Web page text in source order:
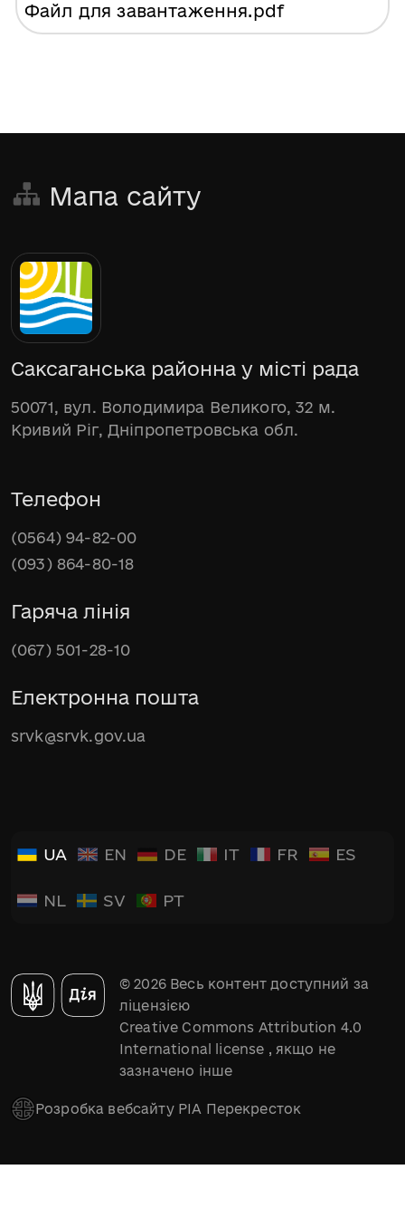
Файл для завантаження.pdf
Мапа сайту
Саксаганська районна у місті рада
50071, вул. Володимира Великого, 32 м.
Кривий Ріг, Дніпропетровська обл.
Телефон
(0564) 94-82-00
(093) 864-80-18
Гаряча лінія
(067) 501-28-10
Електронна пошта
srvk@srvk.gov.ua
UA EN DE IT FR ES
NL SV PT
© 2026 Весь контент доступний за
ліцензією
Creative Commons Attribution 4.0
International license , якщо не
зазначено інше
Розробка вебсайту РІА Перекресток